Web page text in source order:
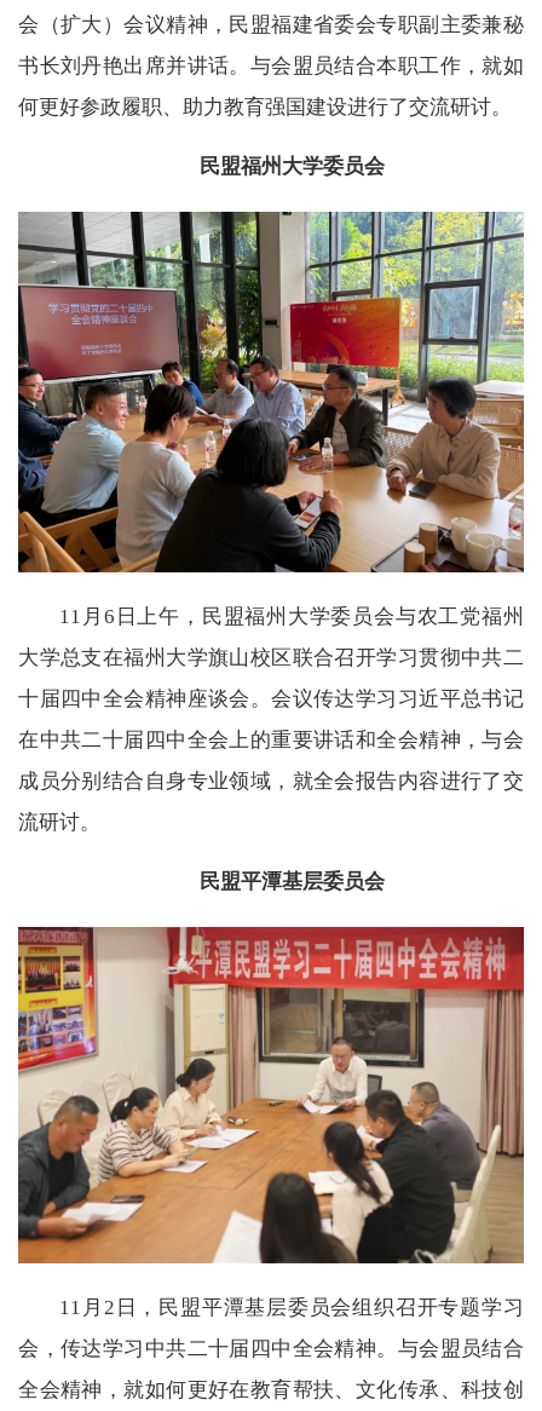
会（扩大）会议精神，民盟福建省委会专职副主委兼秘
书长刘丹艳出席并讲话。与会盟员结合本职工作，就如
何更好参政履职、助力教育强国建设进行了交流研讨。
民盟福州大学委员会
11月6日上午，民盟福州大学委员会与农工党福州
大学总支在福州大学旗山校区联合召开学习贯彻中共二
十届四中全会精神座谈会。会议传达学习习近平总书记
在中共二十届四中全会上的重要讲话和全会精神，与会
成员分别结合自身专业领域，就全会报告内容进行了交
流研讨。
民盟平潭基层委员会
11月2日，民盟平潭基层委员会组织召开专题学习
会，传达学习中共二十届四中全会精神。与会盟员结合
全会精神，就如何更好在教育帮扶、文化传承、科技创